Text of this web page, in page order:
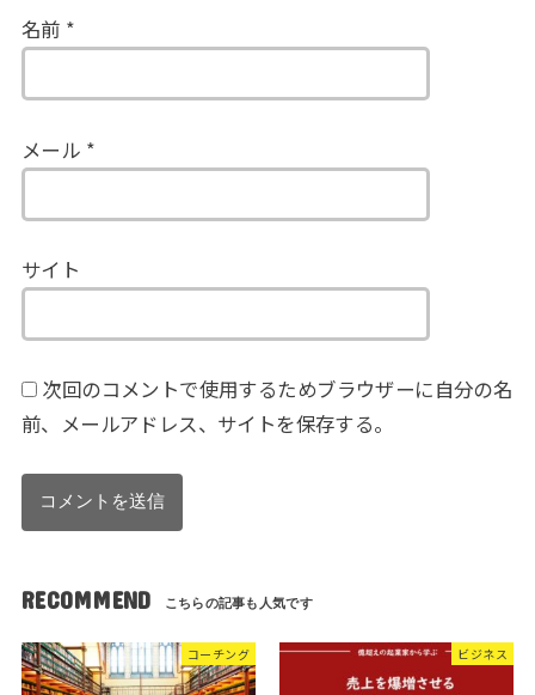
名前 *
メール *
サイト
次回のコメントで使用するためブラウザーに自分の名
前、メールアドレス、サイトを保存する。
RECOMMEND
コーチング ビジネス